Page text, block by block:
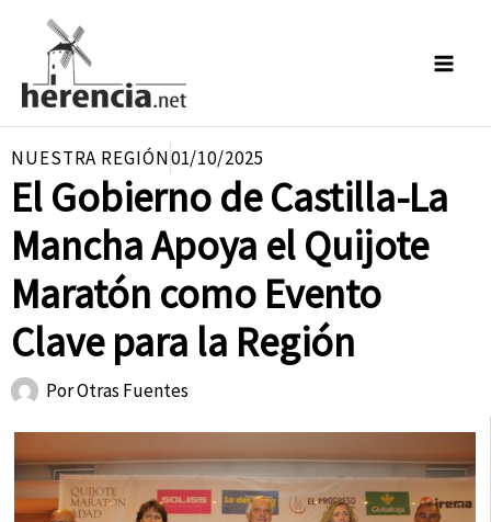
contenido
NUESTRA REGIÓN01/10/2025
El Gobierno de Castilla-La
Mancha Apoya el Quijote
Maratón como Evento
Clave para la Región
PorOtras Fuentes